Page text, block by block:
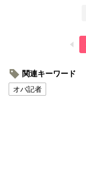
関連キーワード
オバ記者